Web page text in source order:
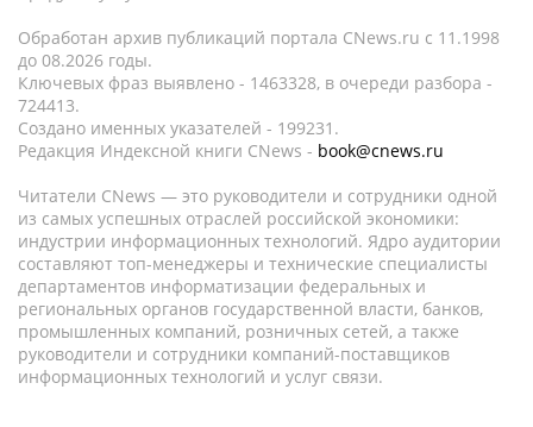
Обработан архив публикаций портала CNews.ru c 11.1998
до 08.2026 годы.
Ключевых фраз выявлено - 1463328, в очереди разбора -
724413.
Создано именных указателей - 199231.
Редакция Индексной книги CNews - book@cnews.ru
Читатели CNews — это руководители и сотрудники одной
из самых успешных отраслей российской экономики:
индустрии информационных технологий. Ядро аудитории
составляют топ-менеджеры и технические специалисты
департаментов информатизации федеральных и
региональных органов государственной власти, банков,
промышленных компаний, розничных сетей, а также
руководители и сотрудники компаний-поставщиков
информационных технологий и услуг связи.